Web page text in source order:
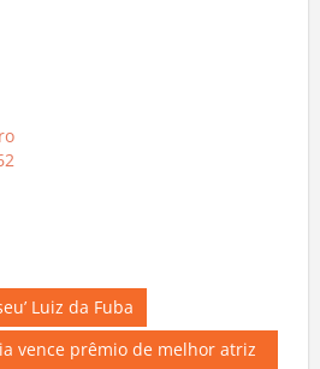
Luiz da Fuba
vence prêmio de melhor atriz